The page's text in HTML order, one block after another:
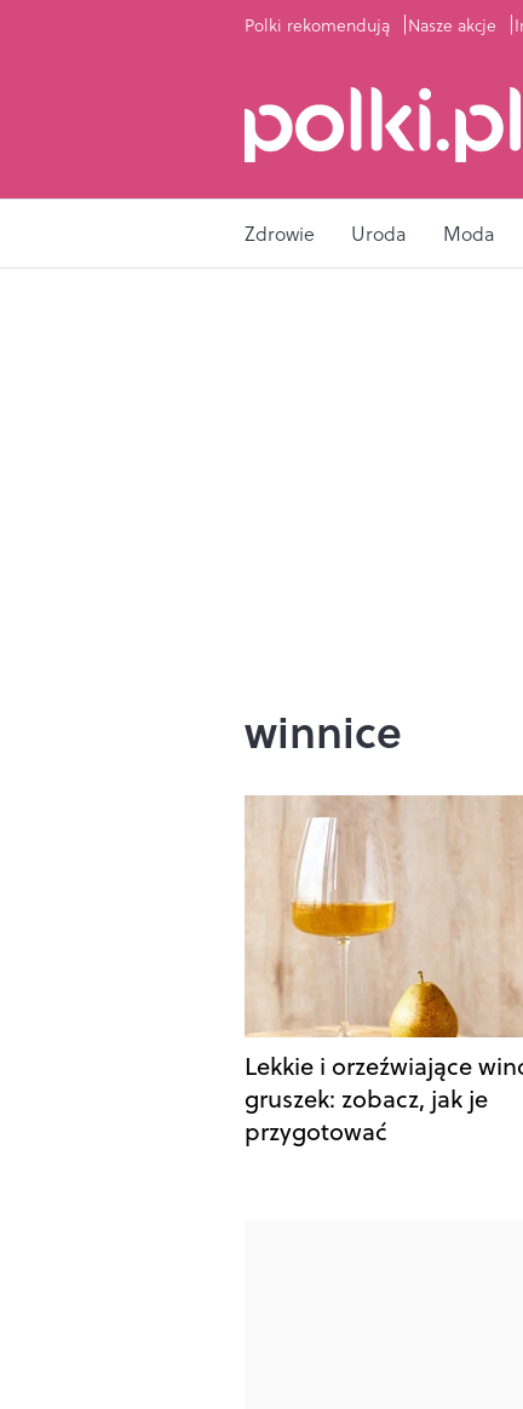
Polki rekomendują Nasze akcje
Zdrowie Uroda Moda
winnice
Lekkie i orzeźwiające
gruszek: zobacz, jak je
przygotować